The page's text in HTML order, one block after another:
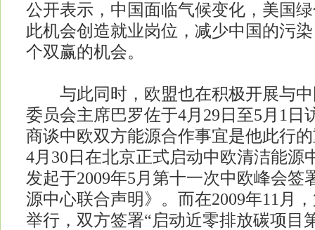
公开表示，中国面临气候变化，美国
此机会创造就业岗位，减少中国的污
个双赢的机会。
与此同时，欧盟也在积极开展与中
委员会主席巴罗佐于4月29日至5月1日
商谈中欧双方能源合作事宜是他此行
4月30日在北京正式启动中欧清洁能源
发起于2009年5月第十一次中欧峰会签
源中心联合声明》。而在2009年11月
举行，双方签署“启动近零排放碳项目